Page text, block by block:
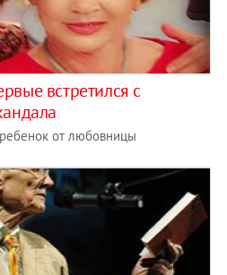
встретился с
от любовницы